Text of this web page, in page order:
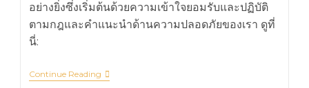
อย่างยิ่งซึ่งเริ่มต้นด้วยความเข้าใจยอมรับและปฏิบัติ
ตามกฎและคำแนะนำด้านความปลอดภัยของเรา ดูที่
นี่:
Continue Reading